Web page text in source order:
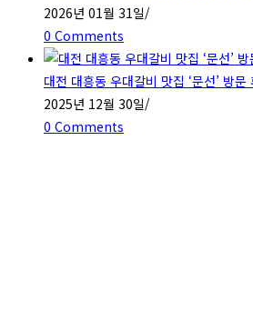
2026년 01월 31일/
0 Comments
대전 대흥동 우대갈비 맛집 ‘문선’ 방문
2025년 12월 30일/
0 Comments